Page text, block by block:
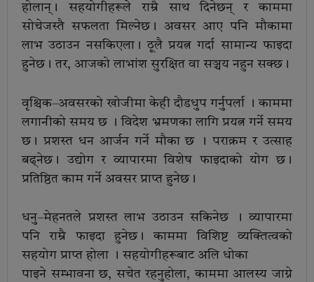
होलान्। सहयोगीहरूले राम्रै साथ दिनेछन् र काममा
सोचेजस्तै सफलता मिल्नेछ। अवसर आए पनि मौकामा
लाभ उठाउन नसकिएला। ठूलै प्रयत्न गर्दा सामान्य फाइदा
हुनेछ। तर, आजको लाभांश सुरक्षित वा सञ्चय नहुन सक्छ।
वृश्चिक–अवसरको खोजीमा केही दौडधुप गर्नुपर्ला । काममा
लगानीको समय छ । विदेश भ्रमणका लागि प्रयत्न गर्ने समय
छ। प्रशस्त धन आर्जन गर्ने मौका छ । पराक्रम र उत्साह
बढ्नेछ। उद्योग र व्यापारमा विशेष फाइदाको योग छ।
प्रतिष्ठित काम गर्ने अवसर प्राप्त हुनेछ।
धनु–मेहनतले प्रशस्त लाभ उठाउन सकिनेछ । व्यापारमा
पनि राम्रै फाइदा हुनेछ। काममा विशिष्ट व्यक्तित्वको
सहयोग प्राप्त होला । सहयोगीहरूबाट अलि धोका
पाइने सम्भावना छ, सचेत रहनुहोला, काममा आलस्य जाग्ने